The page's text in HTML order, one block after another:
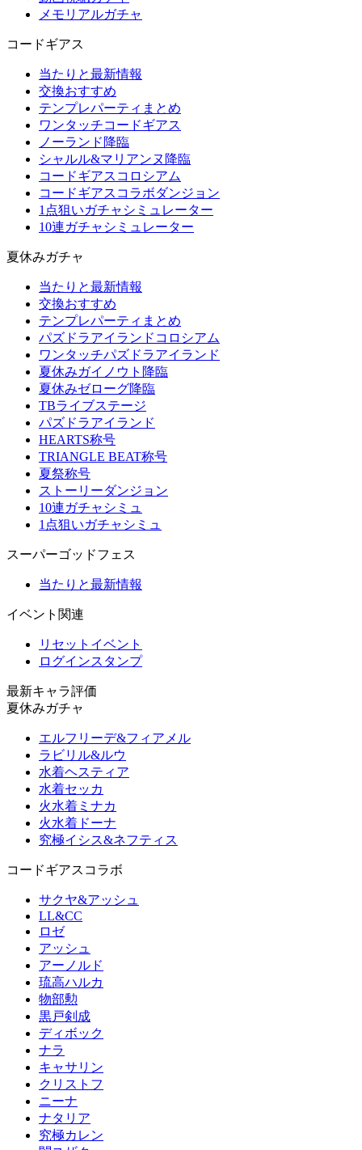
メモリアルガチャ
コードギアス
当たりと最新情報
交換おすすめ
テンプレパーティまとめ
ワンタッチコードギアス
ノーランド降臨
シャルル&マリアンヌ降臨
コードギアスコロシアム
コードギアスコラボダンジョン
1点狙いガチャシミュレーター
10連ガチャシミュレーター
夏休みガチャ
当たりと最新情報
交換おすすめ
テンプレパーティまとめ
パズドラアイランドコロシアム
ワンタッチパズドラアイランド
夏休みガイノウト降臨
夏休みゼローグ降臨
TBライブステージ
パズドラアイランド
HEARTS称号
TRIANGLE BEAT称号
夏祭称号
ストーリーダンジョン
10連ガチャシミュ
1点狙いガチャシミュ
スーパーゴッドフェス
当たりと最新情報
イベント関連
リセットイベント
ログインスタンプ
最新キャラ評価
夏休みガチャ
エルフリーデ&フィアメル
ラビリル&ルウ
水着ヘスティア
水着セッカ
火水着ミナカ
火水着ドーナ
究極イシス&ネフティス
コードギアスコラボ
サクヤ&アッシュ
LL&CC
ロゼ
アッシュ
アーノルド
琉高ハルカ
物部勲
黒戸剣成
ディボック
ナラ
キャサリン
クリストフ
ニーナ
ナタリア
究極カレン